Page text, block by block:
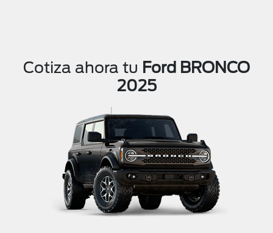
Cotiza ahora tu Ford BRONCO
2025